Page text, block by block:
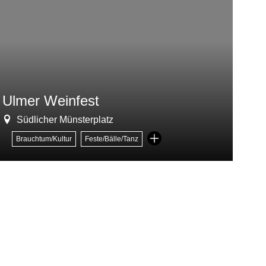
Ulmer Weinfest
Südlicher Münsterplatz
Brauchtum/Kultur Feste/Bälle/Tanz